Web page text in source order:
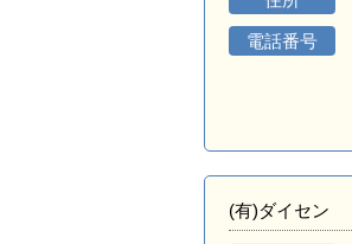
電話番号
(有)ダイセン